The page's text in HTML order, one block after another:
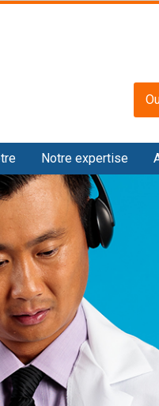
Notre expertise